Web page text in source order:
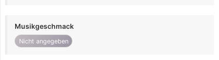
Musikgeschmack
Nicht angegeben